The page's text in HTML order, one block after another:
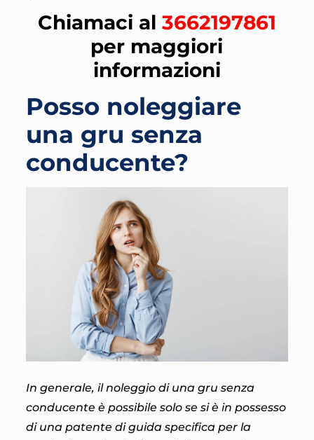
Chiamaci al 3662197861
per maggiori
informazioni
Posso noleggiare
una gru senza
conducente?
In generale, il noleggio di una gru senza
conducente è possibile solo se si è in possesso
di una patente di guida specifica per la